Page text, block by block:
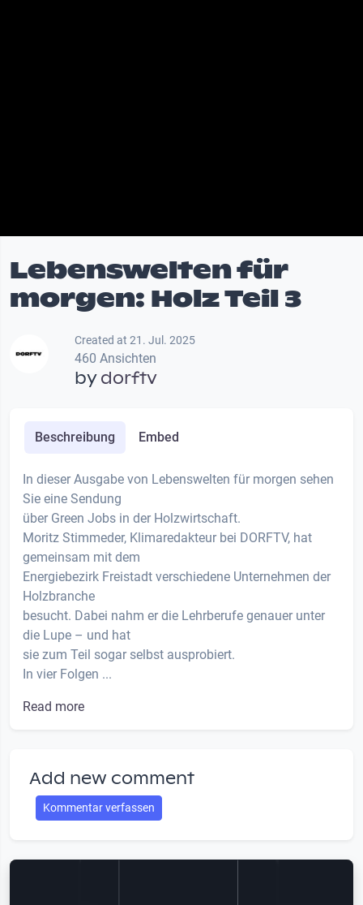
Lebenswelten für
morgen: Holz Teil 3
Created at 21. Jul. 2025
460 Ansichten
bydorftv
Beschreibung Embed
In dieser Ausgabe von Lebenswelten für morgen sehen
Sie eine Sendung
über Green Jobs in der Holzwirtschaft.
Moritz Stimmeder, Klimaredakteur bei DORFTV, hat
gemeinsam mit dem
Energiebezirk Freistadt verschiedene Unternehmen der
Holzbranche
besucht. Dabei nahm er die Lehrberufe genauer unter
die Lupe – und hat
sie zum Teil sogar selbst ausprobiert.
In vier Folgen ...
Read more
Add new comment
Kommentar verfassen